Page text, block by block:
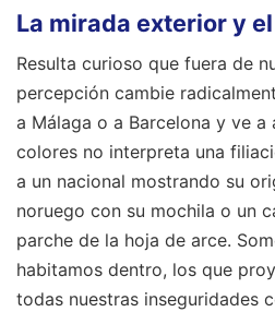
La mirada exterior y
Resulta curioso que fuera de
percepción cambie
a Málaga o a Barcelona y ve a
colores no interpreta una
a un nacional mostrando su
noruego con su mochila o un
parche de la hoja de arce.
habitamos dentro, los que
todas nuestras inseguridades